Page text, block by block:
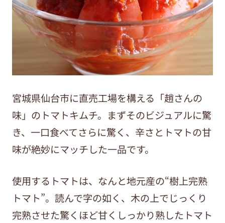
宮城県仙台市に直売工場を構える「趙さんの
味」のトマトキムチ。まずそのビジュアルに驚
き、一口食べてさらに驚く、辛さとトマトの甘
味が絶妙にマッチした一品です。
使用するトマトは、なんと地元産の“樹上完熟
トマト”。読んで字の如く、木の上でじっくり
完熟させた驚くほど甘くしっかり熟したトマト